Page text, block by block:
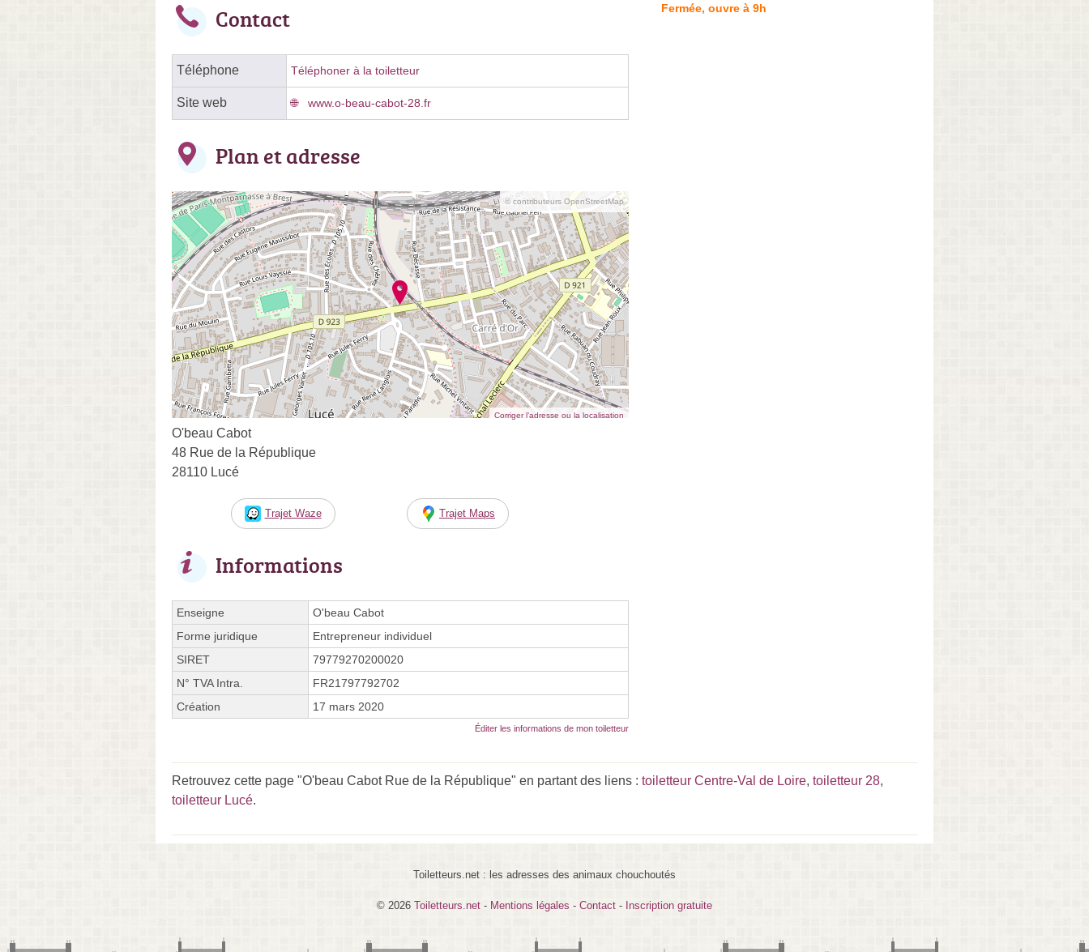
Contact
Téléphone Téléphoner à la toiletteur
Site web www.o-beau-cabot-28.fr
Plan et adresse
© contributeurs OpenStreetMap
Corriger l’adresse ou la localisation
O'beau Cabot
48 Rue de la République
28110 Lucé
Trajet Waze Trajet Maps
Informations
Enseigne
O'beau Cabot
Forme juridique
Entrepreneur individuel
SIRET
79779270200020
N° TVA Intra.
FR21797792702
Création
17 mars 2020
Éditer les informations de mon toiletteur
Fermée, ouvre à 9h
Retrouvez cette page "O'beau Cabot Rue de la République" en partant des liens : toiletteur Centre-Val de Loire, toiletteur 28,
toiletteur Lucé.
Toiletteurs.net : les adresses des animaux chouchoutés
© 2026 Toiletteurs.net - Mentions légales - Contact - Inscription gratuite